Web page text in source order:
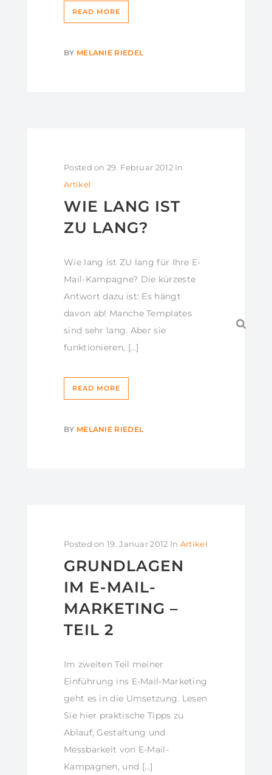
READ MORE
BY MELANIE RIEDEL
Posted on 29. Februar 2012 In
Artikel
WIE LANG IST
ZU LANG?
Wie lang ist ZU lang für Ihre E-
Mail-Kampagne? Die kürzeste
Antwort dazu ist: Es hängt
davon ab! Manche Templates
sind sehr lang. Aber sie
funktionieren, […]
READ MORE
BY MELANIE RIEDEL
Posted on 19. Januar 2012 In Artikel
GRUNDLAGEN
IM E-MAIL-
MARKETING –
TEIL 2
Im zweiten Teil meiner
Einführung ins E-Mail-Marketing
geht es in die Umsetzung. Lesen
Sie hier praktische Tipps zu
Ablauf, Gestaltung und
Messbarkeit von E-Mail-
Kampagnen, und […]